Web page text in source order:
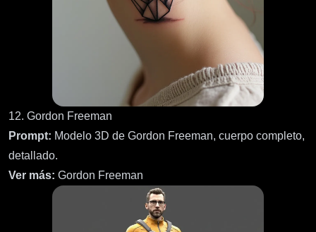
12. Gordon Freeman
Prompt: Modelo 3D de Gordon Freeman, cuerpo completo,
detallado.
Ver más: Gordon Freeman